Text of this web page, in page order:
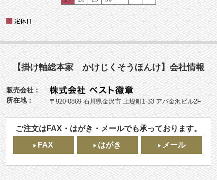
【掛け軸総本家 かけじくそうほんけ】会社情報
販売会社：
所在地：
〒920-0869 石川県金沢市 上堤町1-33 アパ金沢ビル2F
ご注文はFAX・はがき・メールでも承っております。
FAX
はがき メール